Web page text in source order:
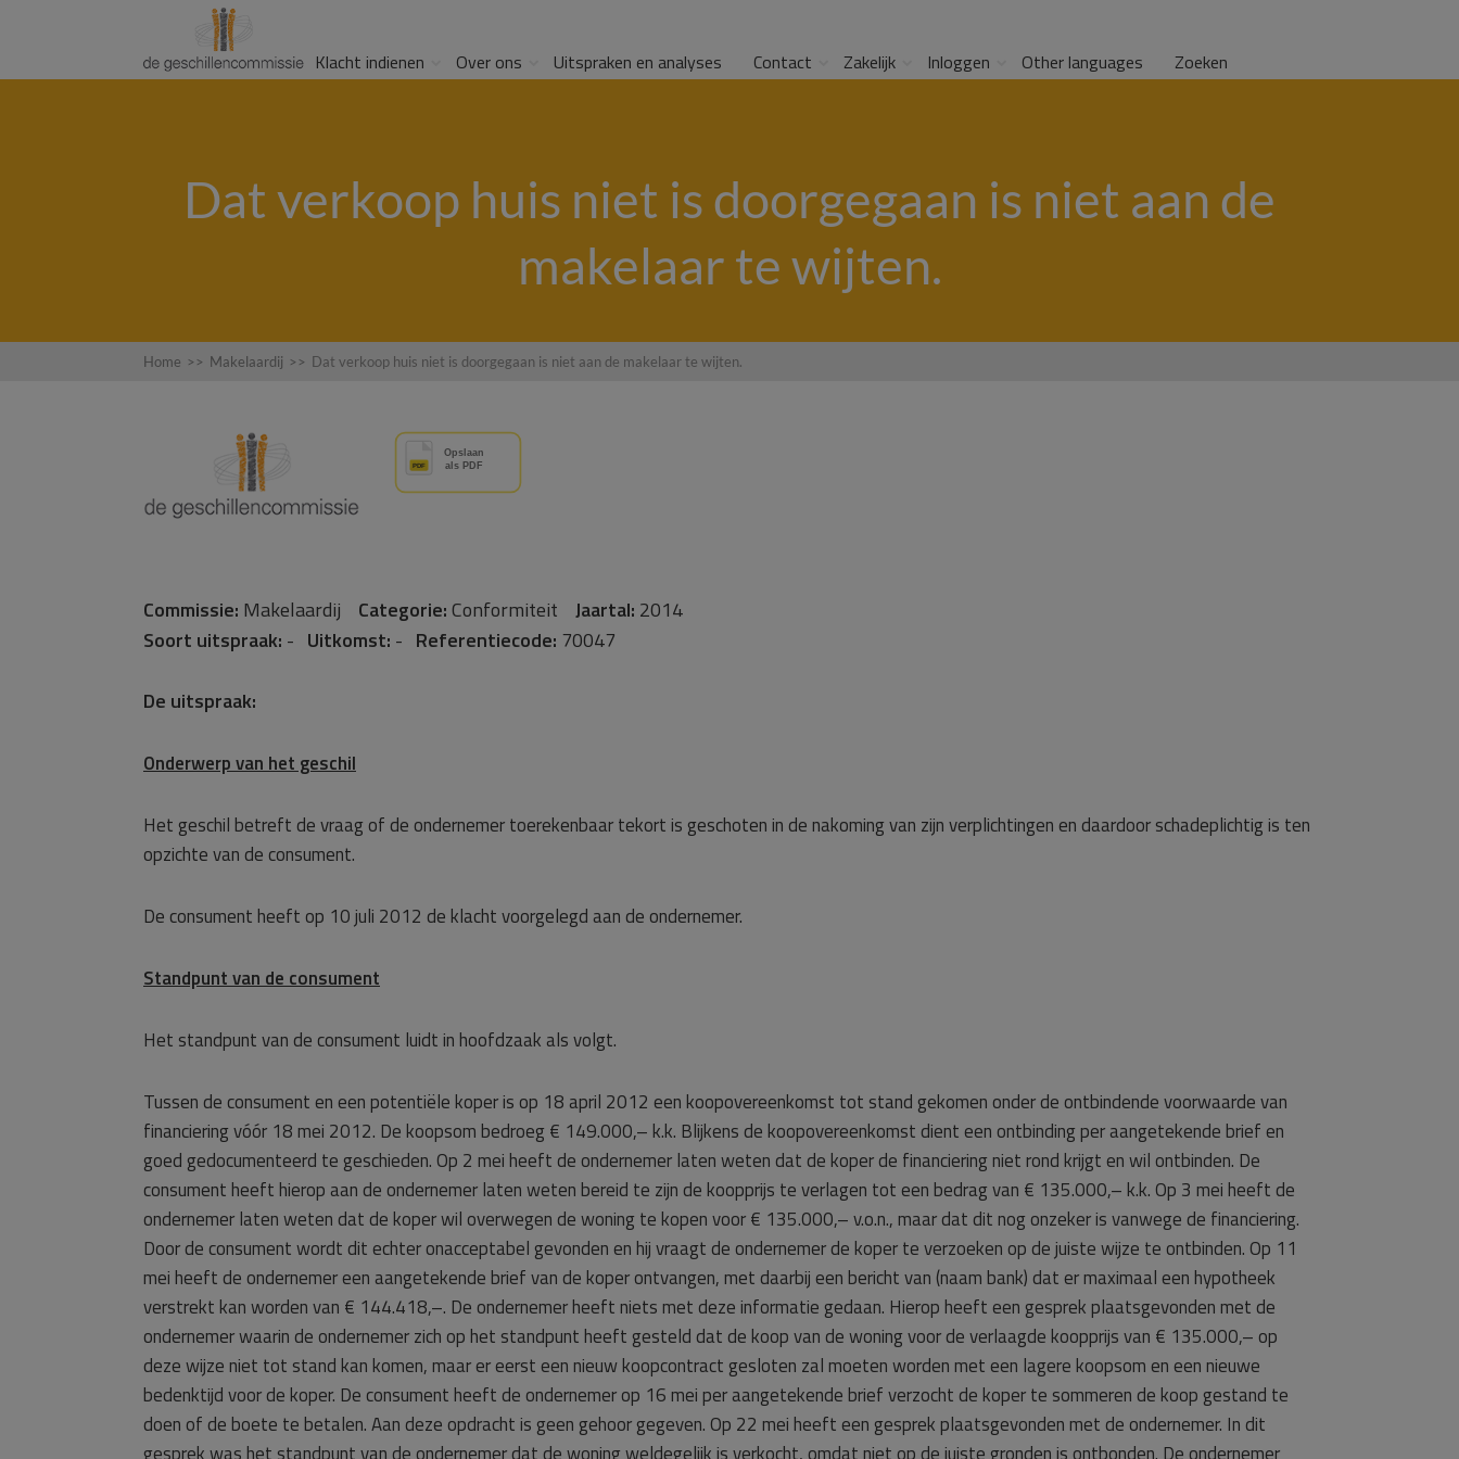
Klacht indienen Over ons Uitspraken en analyses Contact Zakelijk Inloggen Other languages Zoeken
Dat verkoop huis niet is doorgegaan is niet aan de
makelaar te wijten.
Home >> Makelaardij >> Dat verkoop huis niet is doorgegaan is niet aan de makelaar te wijten.
Commissie: Makelaardij Categorie:Conformiteit Jaartal: 2014
Soort uitspraak: - Uitkomst: - Referentiecode: 70047
De uitspraak:
Onderwerp van het geschil
Het geschil betreft de vraag of de ondernemer toerekenbaar tekort is geschoten in de nakoming van zijn verplichtingen en daardoor schadeplichtig is ten
opzichte van de consument.
De consument heeft op 10 juli 2012 de klacht voorgelegd aan de ondernemer.
Standpunt van de consument
Het standpunt van de consument luidt in hoofdzaak als volgt.
Tussen de consument en een potentiële koper is op 18 april 2012 een koopovereenkomst tot stand gekomen onder de ontbindende voorwaarde van
financiering vóór 18 mei 2012. De koopsom bedroeg € 149.000,– k.k. Blijkens de koopovereenkomst dient een ontbinding per aangetekende brief en
goed gedocumenteerd te geschieden. Op 2 mei heeft de ondernemer laten weten dat de koper de financiering niet rond krijgt en wil ontbinden. De
consument heeft hierop aan de ondernemer laten weten bereid te zijn de koopprijs te verlagen tot een bedrag van € 135.000,– k.k. Op 3 mei heeft de
ondernemer laten weten dat de koper wil overwegen de woning te kopen voor € 135.000,– v.o.n., maar dat dit nog onzeker is vanwege de financiering.
Door de consument wordt dit echter onacceptabel gevonden en hij vraagt de ondernemer de koper te verzoeken op de juiste wijze te ontbinden. Op 11
mei heeft de ondernemer een aangetekende brief van de koper ontvangen, met daarbij een bericht van (naam bank) dat er maximaal een hypotheek
verstrekt kan worden van € 144.418,–. De ondernemer heeft niets met deze informatie gedaan. Hierop heeft een gesprek plaatsgevonden met de
ondernemer waarin de ondernemer zich op het standpunt heeft gesteld dat de koop van de woning voor de verlaagde koopprijs van € 135.000,– op
deze wijze niet tot stand kan komen, maar er eerst een nieuw koopcontract gesloten zal moeten worden met een lagere koopsom en een nieuwe
bedenktijd voor de koper. De consument heeft de ondernemer op 16 mei per aangetekende brief verzocht de koper te sommeren de koop gestand te
doen of de boete te betalen. Aan deze opdracht is geen gehoor gegeven. Op 22 mei heeft een gesprek plaatsgevonden met de ondernemer. In dit